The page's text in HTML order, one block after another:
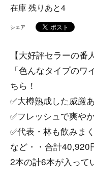
在庫 残りあと4
シェア
【大好評セラーの番
「色んなタイプの
ちら！
✅大樽熟成した威厳
✅フレッシュで爽や
✅代表・林も飲みま
など・・合計40,920
2本の計6本が入って